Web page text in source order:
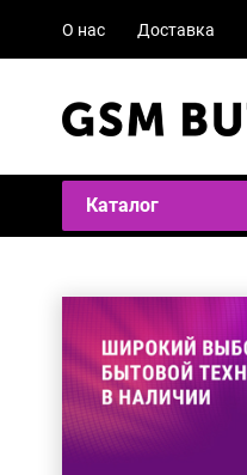
О нас Доставка
Каталог